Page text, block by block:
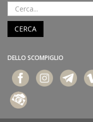
CERCA
DELLO SCOMPIGLIO